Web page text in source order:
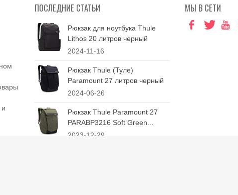
ПОСЛЕДНИЕ СТАТЬИ
Рюкзак для ноутбука Thule
Lithos 20 литров черный
2024-11-16
Рюкзак Thule (Туле)
Paramount 27 литров черный
2024-06-26
Рюкзак Thule Paramount 27
PARABP3216 Soft Green...
2023-12-29
МЫ В СЕТИ